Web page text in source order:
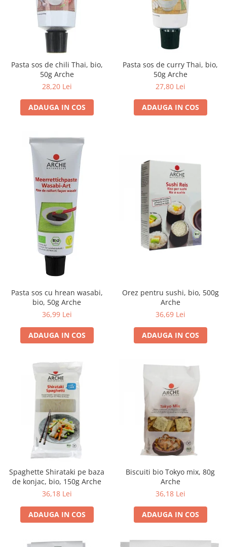
Pasta sos de chili Thai, bio,
50g Arche
28,20 Lei
ADAUGA IN COS
Pasta sos de curry Thai, bio,
50g Arche
27,80 Lei
ADAUGA IN COS
Pasta sos cu hrean wasabi,
bio, 50g Arche
36,99 Lei
ADAUGA IN COS
Orez pentru sushi, bio, 500g
Arche
36,69 Lei
ADAUGA IN COS
Spaghette Shirataki pe baza
de konjac, bio, 150g Arche
36,18 Lei
ADAUGA IN COS
Biscuiti bio Tokyo mix, 80g
Arche
36,18 Lei
ADAUGA IN COS